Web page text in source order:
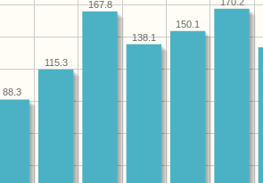
150.1
138.1
167.8
115.3
88.3